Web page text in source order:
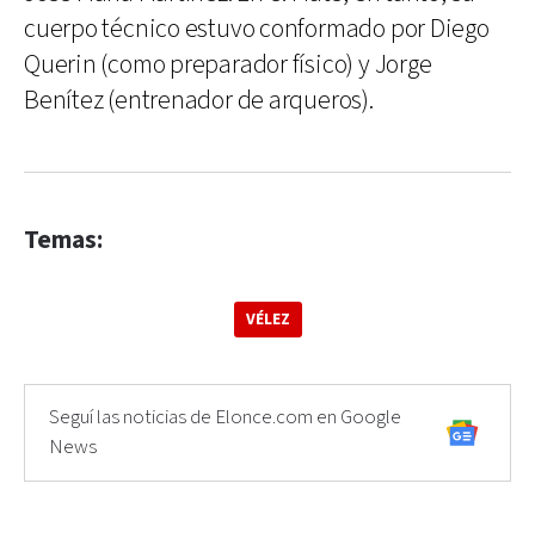
cuerpo técnico estuvo conformado por Diego
Querin (como preparador físico) y Jorge
Benítez (entrenador de arqueros).
Temas:
VÉLEZ
Seguí las noticias de Elonce.com en Google
News